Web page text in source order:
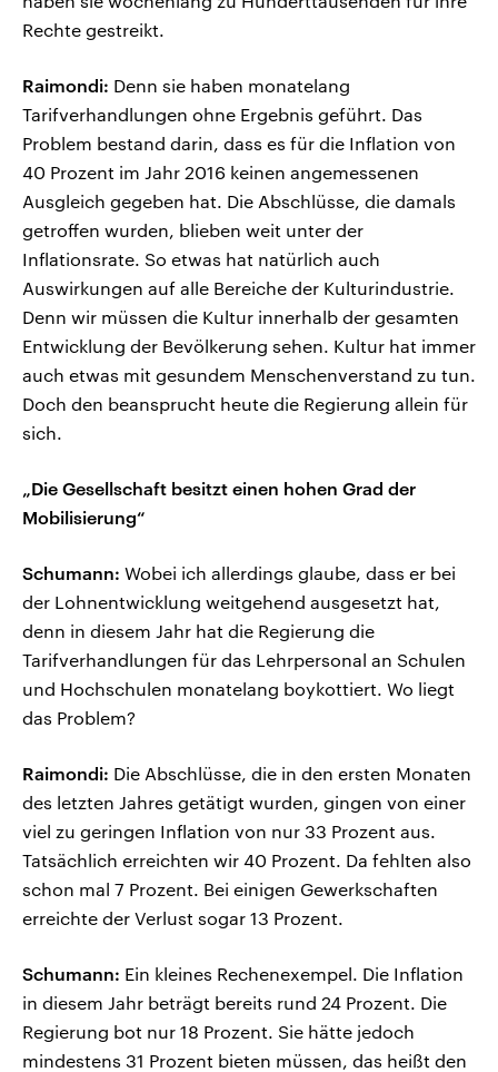
Rechte gestreikt.
Raimondi: Denn sie haben monatelang
Tarifverhandlungen ohne Ergebnis geführt. Das
Problem bestand darin, dass es für die Inflation von
40 Prozent im Jahr 2016 keinen angemessenen
Ausgleich gegeben hat. Die Abschlüsse, die damals
getroffen wurden, blieben weit unter der
Inflationsrate. So etwas hat natürlich auch
Auswirkungen auf alle Bereiche der Kulturindustrie.
Denn wir müssen die Kultur innerhalb der gesamten
Entwicklung der Bevölkerung sehen. Kultur hat immer
auch etwas mit gesundem Menschenverstand zu tun.
Doch den beansprucht heute die Regierung allein für
sich.
„Die Gesellschaft besitzt einen hohen Grad der
Mobilisierung“
Schumann: Wobei ich allerdings glaube, dass er bei
der Lohnentwicklung weitgehend ausgesetzt hat,
denn in diesem Jahr hat die Regierung die
Tarifverhandlungen für das Lehrpersonal an Schulen
und Hochschulen monatelang boykottiert. Wo liegt
das Problem?
Raimondi: Die Abschlüsse, die in den ersten Monaten
des letzten Jahres getätigt wurden, gingen von einer
viel zu geringen Inflation von nur 33 Prozent aus.
Tatsächlich erreichten wir 40 Prozent. Da fehlten also
schon mal 7 Prozent. Bei einigen Gewerkschaften
erreichte der Verlust sogar 13 Prozent.
Schumann: Ein kleines Rechenexempel. Die Inflation
in diesem Jahr beträgt bereits rund 24 Prozent. Die
Regierung bot nur 18 Prozent. Sie hätte jedoch
mindestens 31 Prozent bieten müssen, das heißt den